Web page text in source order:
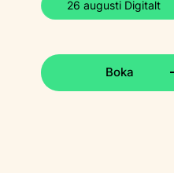
26 augusti Digitalt
Boka